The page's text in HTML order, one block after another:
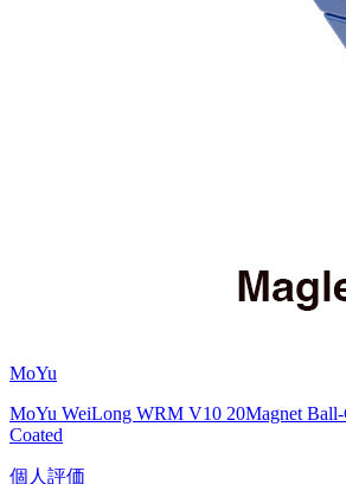
MoYu
MoYu WeiLong WRM V10 20Magnet
Coated
個人評価